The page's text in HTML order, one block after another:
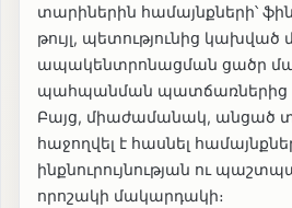
տարիներին համայնքների՝
թույլ, պետությունից կախված
ապակենտրոնացման ցածր
պահպանման պատճառներից
Բայց, միաժամանակ, անցած
հաջողվել է հասնել
ինքնուրույնության ու
որոշակի մակարդակի։